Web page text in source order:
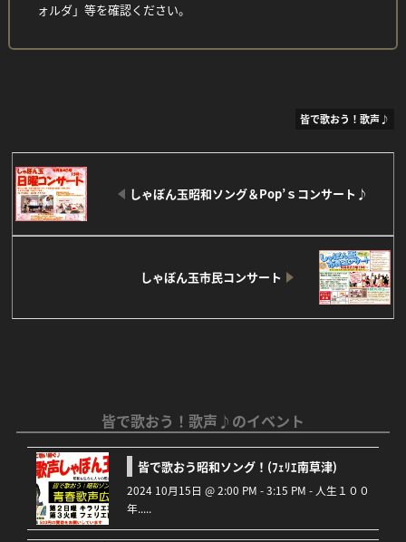
ォルダ」等を確認ください。
皆で歌おう！歌声♪
しゃぼん玉昭和ソング＆Pop’ｓコンサート♪
しゃぼん玉市民コンサート
皆で歌おう！歌声♪のイベント
皆で歌おう昭和ソング！(ﾌｪﾘｴ南草津)
2024 10月15日 @ 2:00 PM - 3:15 PM - 人生１００
年.....